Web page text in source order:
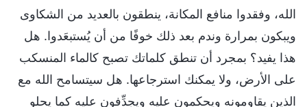
الله، وفقدوا منافع المكانة، ينطقون بالعديد من الشكاوى
ويبكون بمرارة وندم بعد ذلك خوفًا من أن يُستبعَدوا. هل
هذا يفيد؟ بمجرد أن تنطق كلماتك تصبح كالماء المنسكب
على الأرض، ولا يمكنك استرجاعها. هل سيتسامح الله مع
الذين يقاومونه ويحكمون عليه ويجدِّفون عليه كما يحلو